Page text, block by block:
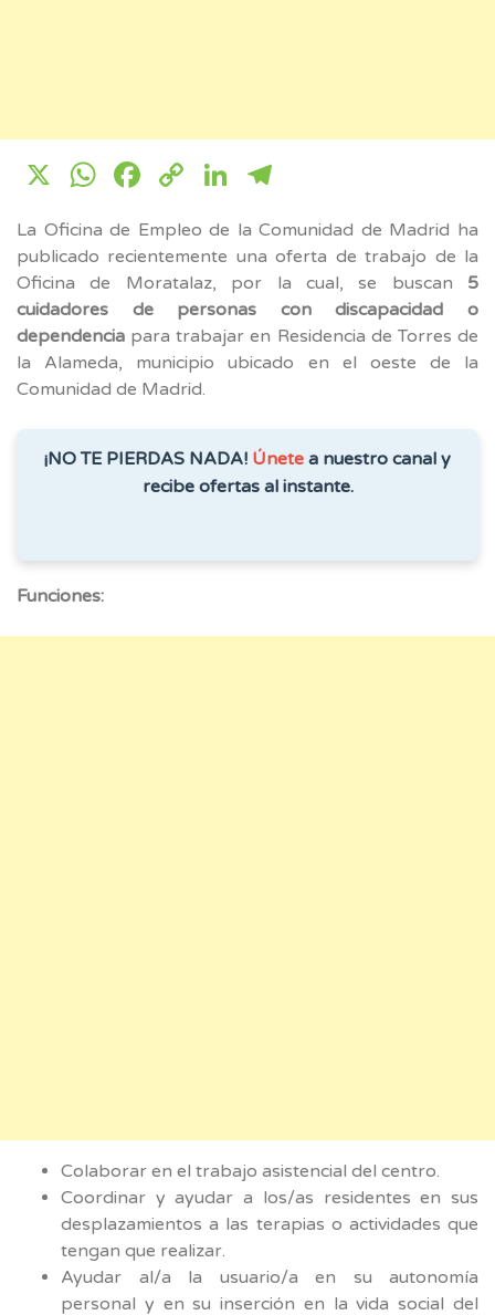
X WhatsApp
Facebook
CopyLinkedIn
La Oficina de Empleo de la Comunidad de Madrid ha
publicado recientemente una oferta de trabajo de la
Oficina de Moratalaz, por la cual, se buscan 5
cuidadores de personas con discapacidad o
dependencia para trabajar en Residencia de Torres de
la Alameda, municipio ubicado en el oeste de la
Comunidad de Madrid.
¡NO TE PIERDAS NADA! Únete a nuestro canal y
recibe ofertas al instante.
Funciones:
Colaborar en el trabajo asistencial del centro.
Coordinar y ayudar a los/as residentes en sus
desplazamientos a las terapias o actividades que
tengan que realizar.
Ayudar al/a la usuario/a en su autonomía
personal y en su inserción en la vida social del